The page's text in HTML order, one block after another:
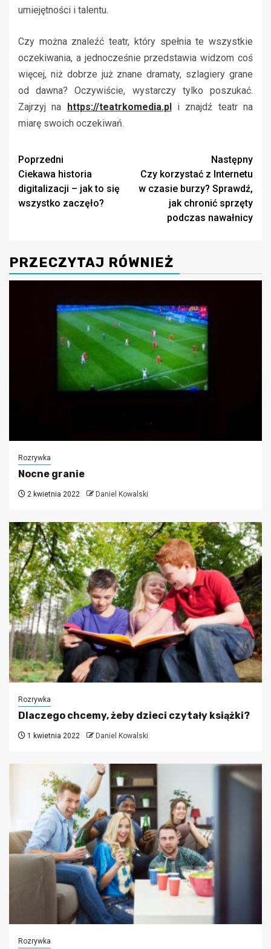
umiejętności i talentu.
Czy można znaleźć teatr, który spełnia te wszystkie
oczekiwania, a jednocześnie przedstawia widzom coś
więcej, niż dobrze już znane dramaty, szlagiery grane
od dawna? Oczywiście, wystarczy tylko poszukać.
Zajrzyj na https://teatrkomedia.pli znajdź teatr na
miarę swoich oczekiwań.
Zobacz
wpisy
Poprzedni
Ciekawa historia
digitalizacji – jak to się
wszystko zaczęło?
Następny
Czy korzystać z Internetu
w czasie burzy? Sprawdź,
jak chronić sprzęty
podczas nawałnicy
PRZECZYTAJ RÓWNIEŻ
Rozrywka
Nocne granie
2 kwietnia 2022 Daniel Kowalski
Rozrywka
Dlaczego chcemy, żeby dzieci czytały książki?
1 kwietnia 2022 Daniel Kowalski
Rozrywka